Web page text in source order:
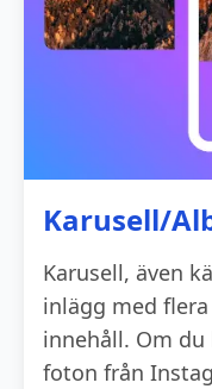
Karusell/
Karusell, även
inlägg med
innehåll. Om
foton från